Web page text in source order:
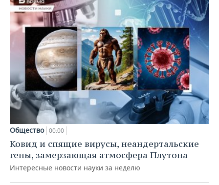
Общество 00:00
Ковид и спящие вирусы, неандертальские
гены, замерзающая атмосфера Плутона
Интересные новости науки за неделю